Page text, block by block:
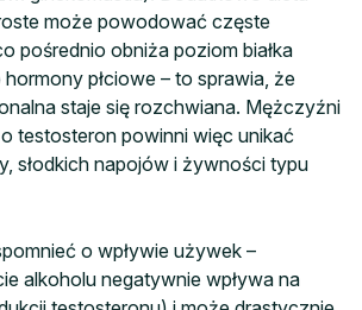
może powodować częste
pośrednio obniża poziom białka
płciowe – to sprawia, że
staje się rozchwiana. Mężczyźni
testosteron powinni więc unikać
słodkich napojów i żywności typu
o wpływie używek –
alkoholu negatywnie wpływa na